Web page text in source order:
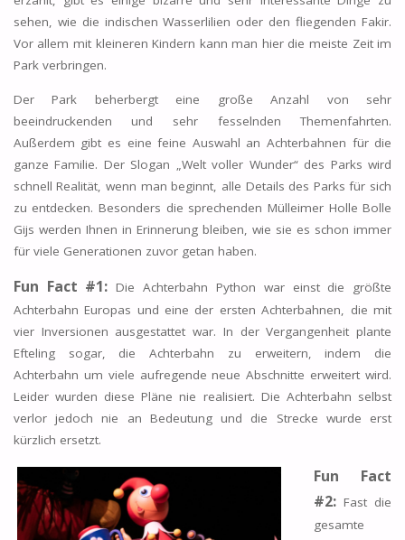
sehen, wie die indischen Wasserlilien oder den fliegenden Fakir.
Vor allem mit kleineren Kindern kann man hier die meiste Zeit im
Park verbringen.
Der Park beherbergt eine große Anzahl von sehr
beeindruckenden und sehr fesselnden Themenfahrten.
Außerdem gibt es eine feine Auswahl an Achterbahnen für die
ganze Familie. Der Slogan „Welt voller Wunder“ des Parks wird
schnell Realität, wenn man beginnt, alle Details des Parks für sich
zu entdecken. Besonders die sprechenden Mülleimer Holle Bolle
Gijs werden Ihnen in Erinnerung bleiben, wie sie es schon immer
für viele Generationen zuvor getan haben.
Fun Fact #1: Die Achterbahn Python war einst die größte
Achterbahn Europas und eine der ersten Achterbahnen, die mit
vier Inversionen ausgestattet war. In der Vergangenheit plante
Efteling sogar, die Achterbahn zu erweitern, indem die
Achterbahn um viele aufregende neue Abschnitte erweitert wird.
Leider wurden diese Pläne nie realisiert. Die Achterbahn selbst
verlor jedoch nie an Bedeutung und die Strecke wurde erst
kürzlich ersetzt.
Fun Fact
#2:Fast die
gesamte